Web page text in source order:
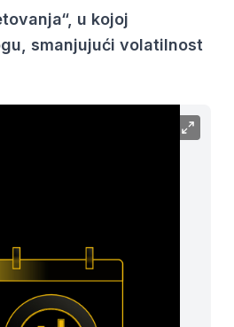
u kojoj
smanjujući volatilnost